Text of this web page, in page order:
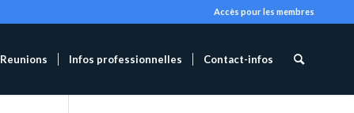
Accès pour les membres
Reunions Infos professionnelles Contact-infos